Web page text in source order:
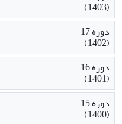
(1403)
دوره 17
(1402)
دوره 16
(1401)
دوره 15
(1400)